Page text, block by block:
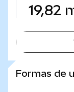
19,82
Formas de